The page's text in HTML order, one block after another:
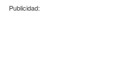
Publicidad: